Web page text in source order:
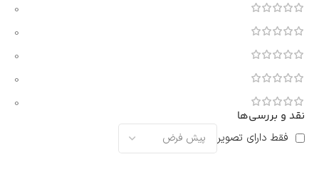
0
0
0
0
0
نقد و بررسی‌ها
فقط دارای تصویر